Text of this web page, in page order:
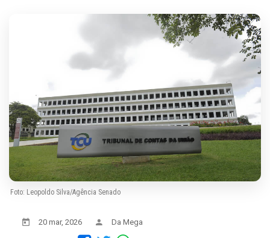
Foto: Leopoldo Silva/Agência Senado
20 mar, 2026 Da Mega